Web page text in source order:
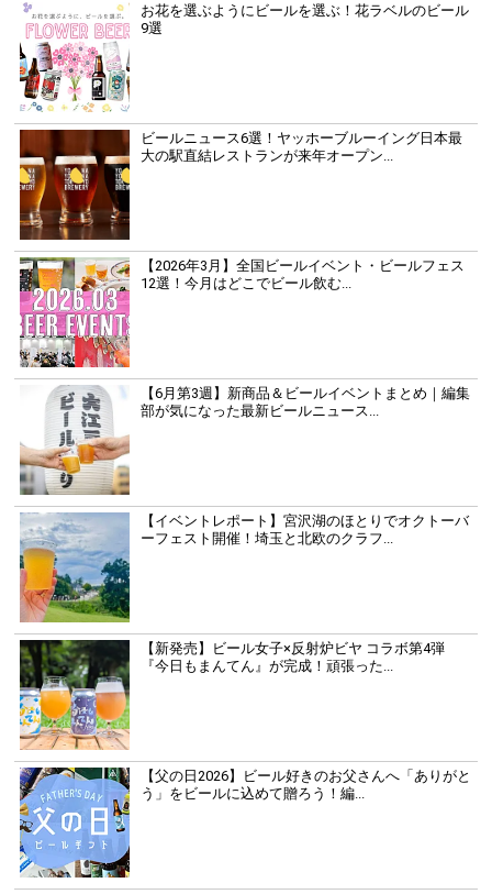
お花を選ぶようにビールを選ぶ！花ラベルのビール
9選
ビールニュース6選！ヤッホーブルーイング日本最
大の駅直結レストランが来年オープン...
【2026年3月】全国ビールイベント・ビールフェス
12選！今月はどこでビール飲む...
【6月第3週】新商品＆ビールイベントまとめ｜編集
部が気になった最新ビールニュース...
【イベントレポート】宮沢湖のほとりでオクトーバ
ーフェスト開催！埼玉と北欧のクラフ...
【新発売】ビール女子×反射炉ビヤ コラボ第4弾
『今日もまんてん』が完成！頑張った...
【父の日2026】ビール好きのお父さんへ「ありがと
う」をビールに込めて贈ろう！編...